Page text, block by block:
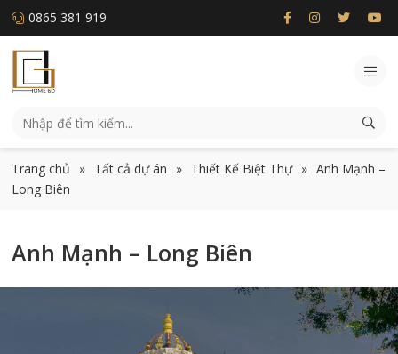
0865 381 919
Trang chủ » Tất cả dự án » Thiết Kế Biệt Thự » Anh Mạnh –
Long Biên
Anh Mạnh – Long Biên